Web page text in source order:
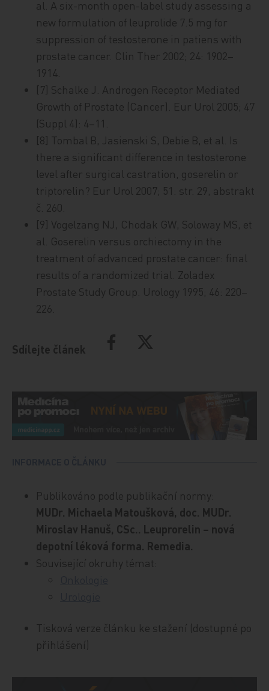
al. A six-month open-label study assessing a
new formulation of leuprolide 7.5 mg for
suppression of testosterone in patiens with
prostate cancer. Clin Ther 2002; 24: 1902–
1914.
[7] Schalke J. Androgen Receptor Mediated
Growth of Prostate (Cancer). Eur Urol 2005; 47
(Suppl 4): 4–11.
[8] Tombal B, Jasienski S, Debie B, et al. Is
there a significant difference in testosterone
level after surgical castration, goserelin or
triptorelin? Eur Urol 2007; 51: str. 29, abstrakt
č. 260.
[9] Vogelzang NJ, Chodak GW, Soloway MS, et
al. Goserelin versus orchiectomy in the
treatment of advanced prostate cancer: final
results of a randomized trial. Zoladex
Prostate Study Group. Urology 1995; 46: 220–
226.
Sdílejte článek
Publikováno podle publikační normy:
MUDr. Michaela Matoušková, doc. MUDr.
Miroslav Hanuš, CSc.. Leuprorelin – nová
depotní léková forma. Remedia.
Související okruhy témat:
Tisková verze článku ke stažení (dostupné po
přihlášení)